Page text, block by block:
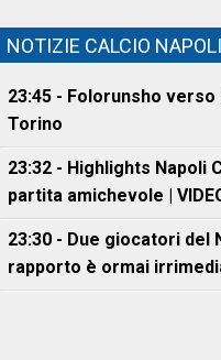
NOTIZIE CALCIO NAPOLI
23:45 - Folorunsho
Torino
23:32 - Highlights Napoli
partita amichevole |
23:30 - Due giocatori del
rapporto è ormai